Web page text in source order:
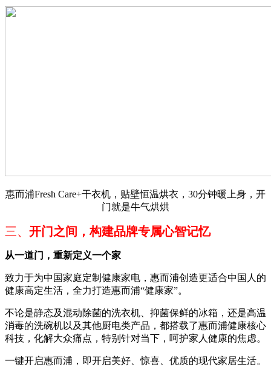
惠而浦Fresh Care+干衣机，贴壁恒温烘衣，30分钟暖上身，开
门就是牛气烘烘
三、 开门之间，构建品牌专属心智记忆
从一道门，重新定义一个家
致力于为中国家庭定制健康家电，惠而浦创造更适合中国人的
健康高定生活，全力打造惠而浦“健康家”。
不论是静态及混动除菌的洗衣机、抑菌保鲜的冰箱，还是高温
消毒的洗碗机以及其他厨电类产品，都搭载了惠而浦健康核心
科技，化解大众痛点，特别针对当下，呵护家人健康的焦虑。
一键开启惠而浦，即开启美好、惊喜、优质的现代家居生活。